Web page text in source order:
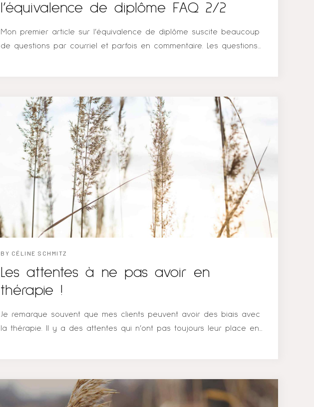
l’équivalence de diplôme FAQ 2/2
Mon premier article sur l’équivalence de diplôme suscite beaucoup
de questions par courriel et parfois en commentaire. Les questions
d’internat ? Est-ce qu’il faut être sur place pour faire une demande
d’équivalence et chercher le lieu d’internat ? » Non pas besoin
d’être sur le territoire québécois pour faire une demande
d’équivalence ou pour chercher un lieu d’internat ! Vous pouvez le
faire depuis...
BY CÉLINE SCHMITZ
Les attentes à ne pas avoir en
thérapie !
Je remarque souvent que mes clients peuvent avoir des biais avec
la thérapie. Il y a des attentes qui n’ont pas toujours leur place en
Il est important de garder en tête que les réponses et les
avancées se trouvent ensemble. Je dis souvent à mes clients que je